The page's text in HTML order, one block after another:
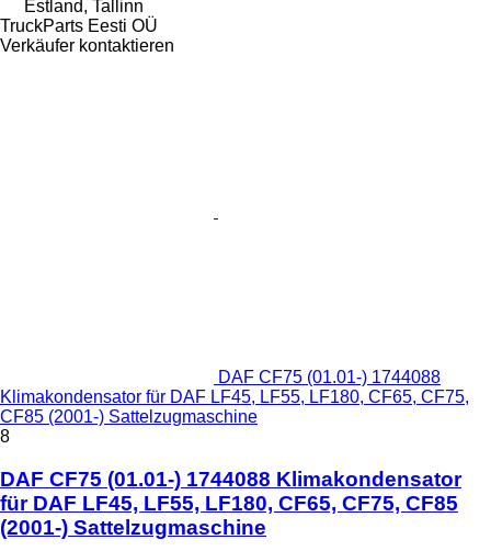
Estland, Tallinn
TruckParts Eesti OÜ
Verkäufer kontaktieren
DAF CF75 (01.01-) 1744088
Klimakondensator für DAF LF45, LF55, LF180, CF65, CF75,
CF85 (2001-) Sattelzugmaschine
8
DAF CF75 (01.01-) 1744088 Klimakondensator
für DAF LF45, LF55, LF180, CF65, CF75, CF85
(2001-) Sattelzugmaschine